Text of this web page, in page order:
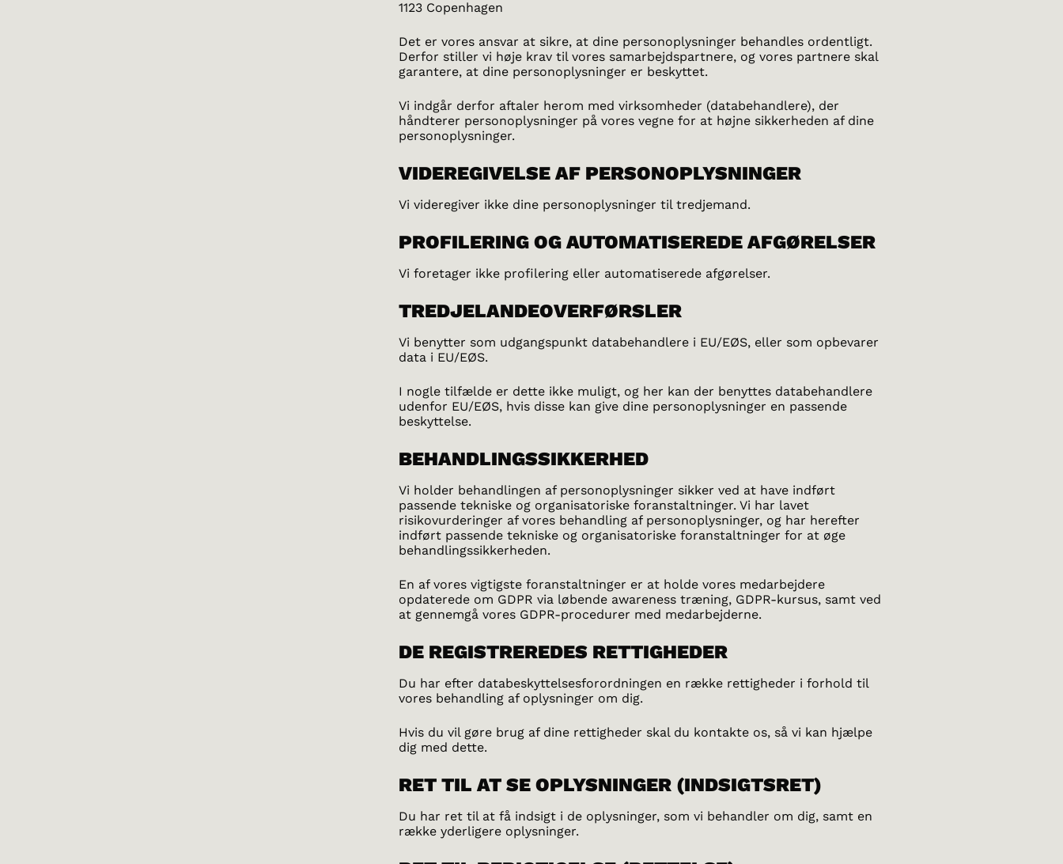
1123 Copenhagen
Det er vores ansvar at sikre, at dine personoplysninger behandles ordentligt.
Derfor stiller vi høje krav til vores samarbejdspartnere, og vores partnere skal
garantere, at dine personoplysninger er beskyttet.
Vi indgår derfor aftaler herom med virksomheder (databehandlere), der
håndterer personoplysninger på vores vegne for at højne sikkerheden af dine
personoplysninger.
VIDEREGIVELSE AF PERSONOPLYSNINGER
Vi videregiver ikke dine personoplysninger til tredjemand.
PROFILERING OG AUTOMATISEREDE AFGØRELSER
Vi foretager ikke profilering eller automatiserede afgørelser.
TREDJELANDEOVERFØRSLER
Vi benytter som udgangspunkt databehandlere i EU/EØS, eller som opbevarer
data i EU/EØS.
I nogle tilfælde er dette ikke muligt, og her kan der benyttes databehandlere
udenfor EU/EØS, hvis disse kan give dine personoplysninger en passende
beskyttelse.
BEHANDLINGSSIKKERHED
Vi holder behandlingen af personoplysninger sikker ved at have indført
passende tekniske og organisatoriske foranstaltninger. Vi har lavet
risikovurderinger af vores behandling af personoplysninger, og har herefter
indført passende tekniske og organisatoriske foranstaltninger for at øge
behandlingssikkerheden.
En af vores vigtigste foranstaltninger er at holde vores medarbejdere
opdaterede om GDPR via løbende awareness træning, GDPR-kursus, samt ved
at gennemgå vores GDPR-procedurer med medarbejderne.
DE REGISTREREDES RETTIGHEDER
Du har efter databeskyttelsesforordningen en række rettigheder i forhold til
vores behandling af oplysninger om dig.
Hvis du vil gøre brug af dine rettigheder skal du kontakte os, så vi kan hjælpe
dig med dette.
RET TIL AT SE OPLYSNINGER (INDSIGTSRET)
Du har ret til at få indsigt i de oplysninger, som vi behandler om dig, samt en
række yderligere oplysninger.